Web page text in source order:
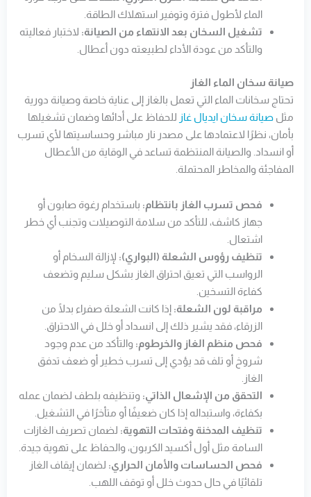
الماء لأطول فترة وتوفير استهلاك الطاقة.
تشغيل السخان بعد الانتهاء من الصيانة: لاختبار فعاليته
والتأكد من عودة الأداء لطبيعته دون أعطال.
صيانة سخان الماء الغاز
تحتاج سخانات الماء التي تعمل بالغاز إلى عناية خاصة وصيانة دورية
مثل صيانة سخان ايديال غاز للحفاظ على أدائها وضمان تشغيلها
بأمان، نظرًا لاعتمادها على مصدر نار مباشر وحساسيتها لأي تسرب
أو انسداد. والصيانة المنتظمة تساعد في الوقاية من الأعطال
المفاجئة والمخاطر المحتملة.
فحص تسرب الغاز بانتظام: باستخدام رغوة صابون أو
جهاز كاشف، للتأكد من سلامة التوصيلات وتجنب أي خطر
اشتعال.
تنظيف رؤوس الشعلة (البواري): لإزالة السخام أو
الرواسب التي تعيق احتراق الغاز بشكل سليم وتضعف
كفاءة التسخين.
مراقبة لون الشعلة: إذا كانت الشعلة صفراء بدلًا من
الزرقاء، فقد يشير ذلك إلى انسداد أو خلل في الاحتراق.
فحص منظم الغاز والخرطوم: والتأكد من عدم وجود
شروخ أو تلف قد يؤدي إلى تسرب خطير أو ضعف تدفق
الغاز.
التحقق من الإشعال الذاتي: وتنظيفه بلطف لضمان عمله
بكفاءة، واستبداله إذا كان ضعيفًا أو متأخرًا في التشغيل.
تنظيف المدخنة وفتحات التهوية: لضمان تصريف الغازات
السامة مثل أول أكسيد الكربون، والحفاظ على تهوية جيدة.
فحص الحساسات والأمان الحراري: لضمان إيقاف الغاز
تلقائيًا في حال حدوث خلل أو توقف اللهب.